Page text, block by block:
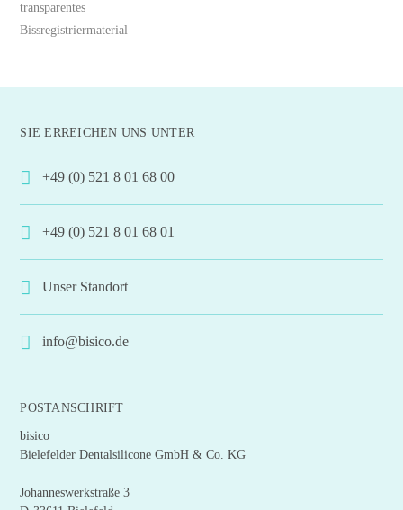
transparentes
Bissregistriermaterial
SIE ERREICHEN UNS UNTER
+49 (0) 521 8 01 68 00
+49 (0) 521 8 01 68 01
Unser Standort
info@bisico.de
POSTANSCHRIFT
bisico
Bielefelder Dentalsilicone GmbH & Co. KG
Johanneswerkstraße 3